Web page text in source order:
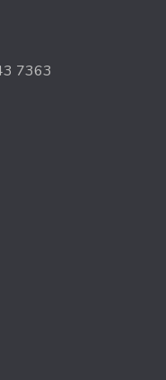
7363